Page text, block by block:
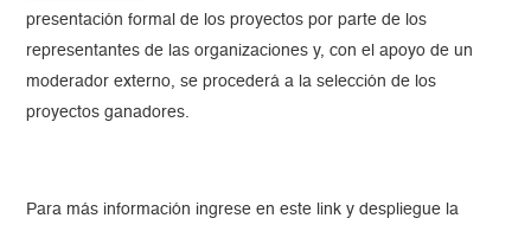
presentación formal de los proyectos por parte de los
representantes de las organizaciones y, con el apoyo de un
moderador externo, se procederá a la selección de los
proyectos ganadores.
Para más información ingrese en este link y despliegue la